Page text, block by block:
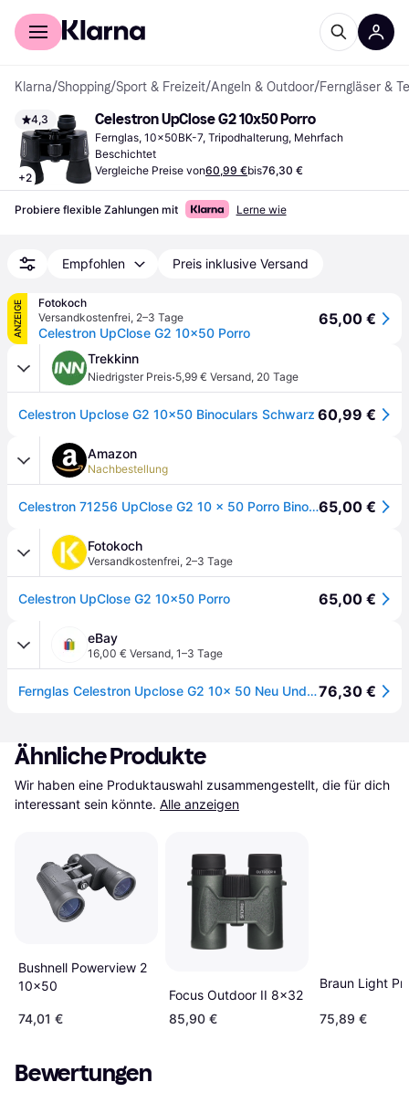
Für Shopper
Klarna/Shopping/Sport & Freizeit/Angeln & Outdoor/Ferngläser &
4,3
+2
Celestron UpClose G2 10x50 Porro
Fernglas, 10x50BK-7, Tripodhalterung, Mehrfach
Beschichtet
Vergleiche Preise von60,99 €bis76,30 €
Probiere flexible Zahlungen mit Lerne wie
Empfohlen Preis inklusive Versand
ANZEIGE
Fotokoch
Versandkostenfrei, 2–3 Tage
Celestron UpClose G2 10x50 Porro
65,00 €
Trekkinn
Niedrigster Preis·5,99 € Versand, 20 Tage
Celestron Upclose G2 10x50 Binoculars Schwarz 60,99 €
Amazon
Nachbestellung
Celestron 71256 UpClose G2 10 x 50 Porro Binocular, Black65,00 €
Fotokoch
Versandkostenfrei, 2–3 Tage
Celestron UpClose G2 10x50 Porro 65,00 €
eBay
16,00 € Versand, 1–3 Tage
Fernglas Celestron Upclose G2 10x 50 Neu Und Original76,30 €
Ähnliche Produkte
Wir haben eine Produktauswahl zusammengestellt, die für dich
interessant sein könnte. Alle anzeigen
Bushnell Powerview 2
10x50
74,01 €
Focus Outdoor II 8x32
85,90 €
Braun Light
75,89 €
Bewertungen